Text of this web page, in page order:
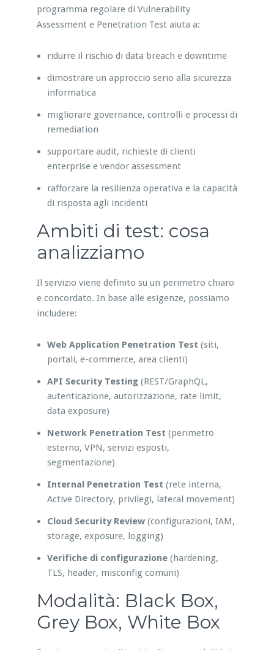
programma regolare di Vulnerability
Assessment e Penetration Test aiuta a:
ridurre il rischio di data breach e downtime
dimostrare un approccio serio alla sicurezza
informatica
migliorare governance, controlli e processi di
remediation
supportare audit, richieste di clienti
enterprise e vendor assessment
rafforzare la resilienza operativa e la capacità
di risposta agli incidenti
Ambiti di test: cosa
analizziamo
Il servizio viene definito su un perimetro chiaro
e concordato. In base alle esigenze, possiamo
includere:
Web Application Penetration Test (siti,
portali, e-commerce, area clienti)
API Security Testing(REST/GraphQL,
autenticazione, autorizzazione, rate limit,
data exposure)
Network Penetration Test (perimetro
esterno, VPN, servizi esposti,
segmentazione)
Internal Penetration Test (rete interna,
Active Directory, privilegi, lateral movement)
Cloud Security Review(configurazioni, IAM,
storage, exposure, logging)
Verifiche di configurazione(hardening,
TLS, header, misconfig comuni)
Modalità: Black Box,
Grey Box, White Box